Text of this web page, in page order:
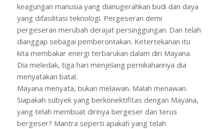
keagungan manusia yang dianugerahkan budi dan daya
yang difasilitasi teknologi. Pergeseran demi
pergeseran merubah derajat persinggungan. Dan telah
dianggap sebagai pemberontakan. Ketertekanan itu
kita membakar energi terbarukan dalam diri Mayana.
Dia meledak, tiga hari menjelang pernikahannya dia
menyatakan batal.
Mayana menyata, bukan melawan. Malah menawan.
Siapakah subyek yang berkonektifitas dengan Mayana,
yang telah membuat dirinya bergeser dan terus
bergeser? Mantra seperti apakah yang telah